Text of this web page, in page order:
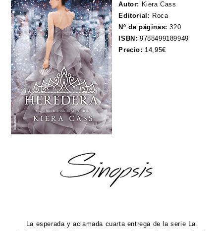
Autor: Kiera Cass
Editorial: Roca
Nº de páginas: 320
ISBN: 9788499189949
Precio: 14,95€
La esperada y aclamada cuarta entrega de la serie La